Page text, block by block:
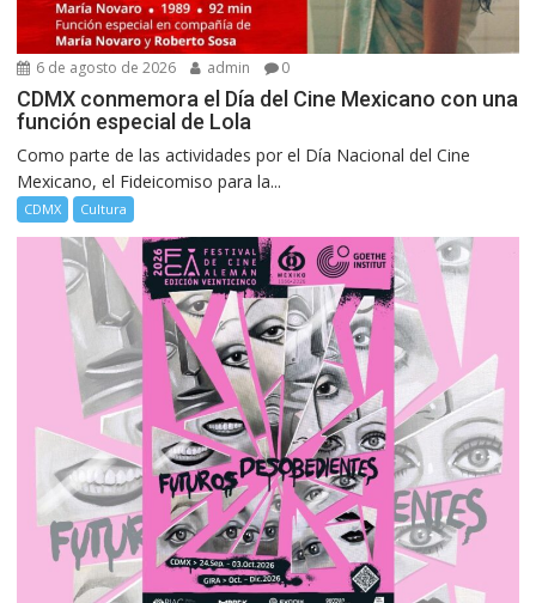
6 de agosto de 2026 admin 0
CDMX conmemora el Día del Cine Mexicano con una
función especial de Lola
Como parte de las actividades por el Día Nacional del Cine
Mexicano, el Fideicomiso para la...
CDMX Cultura